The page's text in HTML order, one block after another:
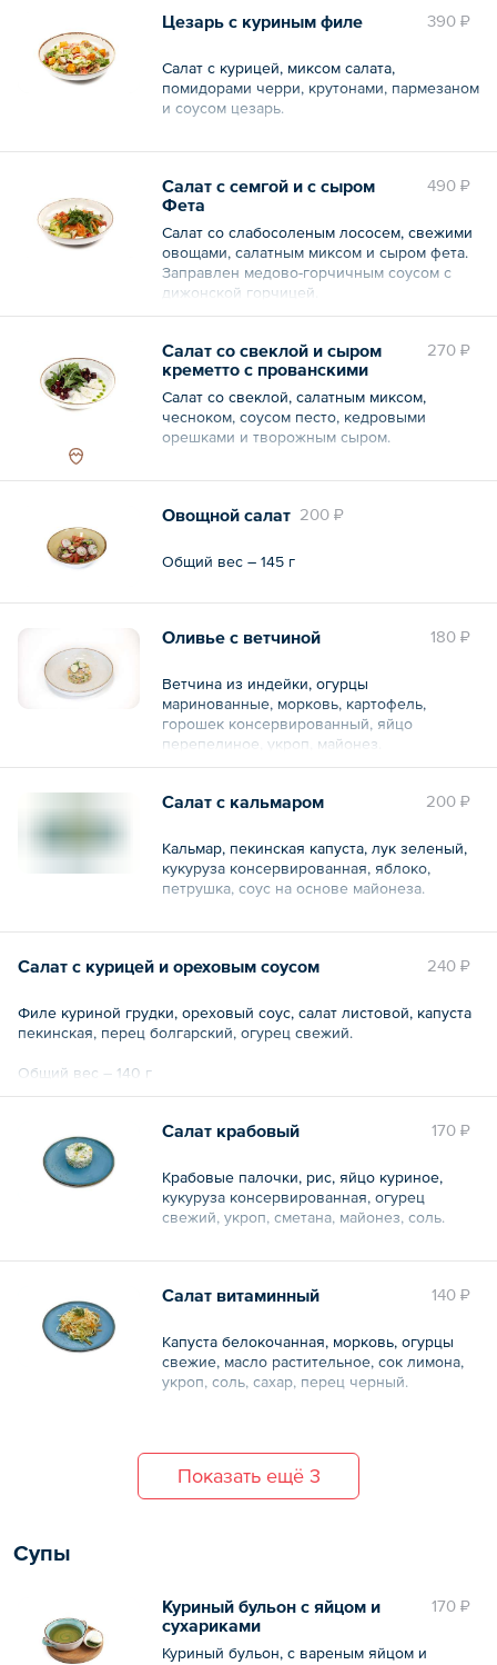
390 ₽
Цезарь с куриным филе
Салат с курицей, миксом салата,
помидорами черри, крутонами, пармезаном
и соусом цезарь.
Общий вес – 180 г
490 ₽
Салат с семгой и с сыром
Фета
Салат со слабосоленым лососем, свежими
овощами, салатным миксом и сыром фета.
Заправлен медово-горчичным соусом с
дижонской горчицей.
270 ₽
Салат со свеклой и сыром
креметто с прованскими
травами
Салат со свеклой, салатным миксом,
чесноком, соусом песто, кедровыми
орешками и творожным сыром.
Общий вес – 150 г
200 ₽
Овощной салат
Общий вес – 145 г
180 ₽
Оливье с ветчиной
Ветчина из индейки, огурцы
маринованные, морковь, картофель,
горошек консервированный, яйцо
перепелиное, укроп, майонез.
200 ₽
Салат с кальмаром
Кальмар, пекинская капуста, лук зеленый,
кукуруза консервированная, яблоко,
петрушка, соус на основе майонеза.
Общий вес – 135 г
240 ₽
Салат с курицей и ореховым соусом
Филе куриной грудки, ореховый соус, салат листовой, капуста
пекинская, перец болгарский, огурец свежий.
Общий вес – 140 г
170 ₽
Салат крабовый
Крабовые палочки, рис, яйцо куриное,
кукуруза консервированная, огурец
свежий, укроп, сметана, майонез, соль.
Общий вес – 150 г
140 ₽
Салат витаминный
Капуста белокочанная, морковь, огурцы
свежие, масло растительное, сок лимона,
укроп, соль, сахар, перец черный.
Показать ещё 3
Супы
170 ₽
Куриный бульон с яйцом и
сухариками
Куриный бульон, с вареным яйцом и